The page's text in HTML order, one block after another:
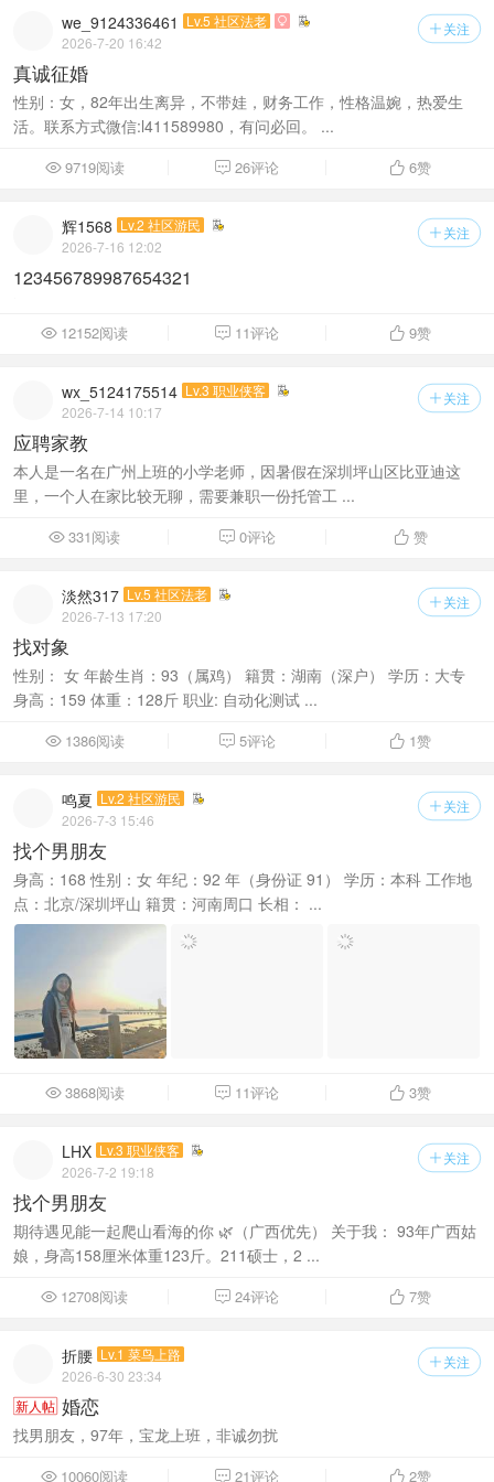
 关注
we_9124336461 Lv.5 社区法老 
2026-7-20 16:42
真诚征婚
性别：女，82年出生离异，不带娃，财务工作，性格温婉，热爱生
活。联系方式微信:l411589980，有问必回。 ...
 9719阅读  26评论  6赞
 关注
辉1568 Lv.2 社区游民
2026-7-16 12:02
123456789987654321
 12152阅读  11评论  9赞
 关注
wx_5124175514 Lv.3 职业侠客
2026-7-14 10:17
应聘家教
本人是一名在广州上班的小学老师，因暑假在深圳坪山区比亚迪这
里，一个人在家比较无聊，需要兼职一份托管工 ...
331阅读  0评论  赞
 关注
淡然317 Lv.5 社区法老
2026-7-13 17:20
找对象
性别： 女 年龄生肖：93（属鸡） 籍贯：湖南（深户） 学历：大专
身高：159 体重：128斤 职业: 自动化测试 ...
 1386阅读  5评论  1赞
 关注
鸣夏 Lv.2 社区游民
2026-7-3 15:46
找个男朋友
身高：168 性别：女 年纪：92 年（身份证 91） 学历：本科 工作地
点：北京/深圳坪山 籍贯：河南周口 长相： ...
 3868阅读  11评论  3赞
 关注
LHX Lv.3 职业侠客
2026-7-2 19:18
找个男朋友
期待遇见能一起爬山看海的你 🌿（广西优先） 关于我： 93年广西姑
娘，身高158厘米体重123斤。211硕士，2 ...
 12708阅读  24评论  7赞
 关注
折腰 Lv.1 菜鸟上路
2026-6-30 23:34
新人帖 婚恋
找男朋友，97年，宝龙上班，非诚勿扰
 10060阅读  21评论  2赞